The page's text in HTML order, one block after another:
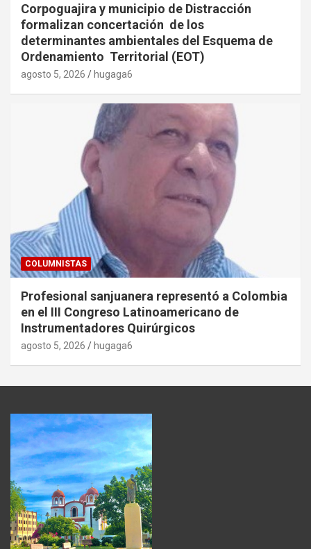
Corpoguajira y municipio de Distracción
formalizan concertación de los
determinantes ambientales del Esquema de
Ordenamiento Territorial (EOT)
agosto 5, 2026 hugaga6
COLUMNISTAS
Profesional sanjuanera representó a Colombia
en el III Congreso Latinoamericano de
Instrumentadores Quirúrgicos
agosto 5, 2026 hugaga6